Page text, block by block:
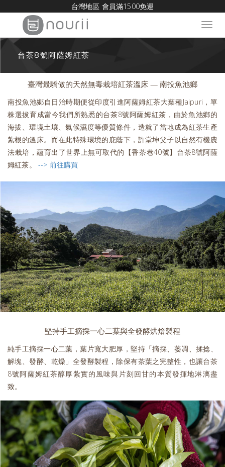
台灣地區 會員滿1500免運
台茶8號阿薩姆紅茶
臺灣最驕傲的天然無毒栽培紅茶溫床 — 南投魚池鄉
南投魚池鄉自日治時期便從印度引進阿薩姆紅茶大葉種Jaipuri，單
株選拔育成當今我們所熟悉的台茶8號阿薩姆紅茶，由於魚池鄉的
海拔、環境土壤、氣候濕度等優質條件，造就了當地成為紅茶生產
紮根的溫床。而在此特殊環境的庇蔭下，許堂坤父子以自然有機農
法栽培，蘊育出了世界上無可取代的【香茶巷40號】台茶8號阿薩
姆紅茶。
--> 前往購買
堅持手工摘採一心二葉與全發酵烘焙製程
純手工摘採一心二葉，葉片寬大肥厚，堅持「摘採、萎凋、揉捻、
解塊、發酵、乾燥」全發酵製程，除保有茶葉之完整性，也讓台茶
8號阿薩姆紅茶醇厚紮實的風味與片刻回甘的本質發揮地淋漓盡
致。